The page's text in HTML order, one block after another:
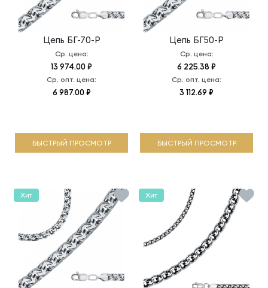
Цепь БГ-70-Р
Ср. цена:
13 974.00 ₽
Ср. опт. цена:
6 987.00 ₽
БЫСТРЫЙ ПРОСМОТР
Цепь БГ50-Р
Ср. цена:
6 225.38 ₽
Ср. опт. цена:
3 112.69 ₽
БЫСТРЫЙ ПРОСМОТР
Хит Хит